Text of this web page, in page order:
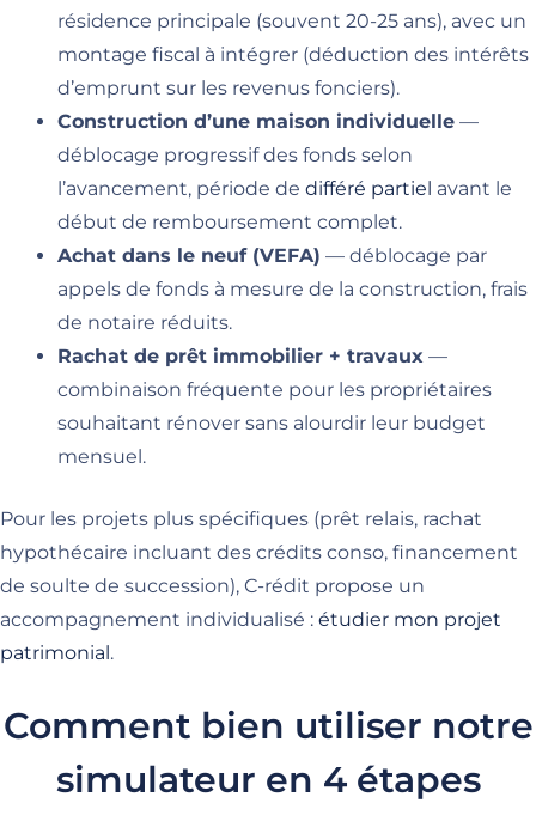
résidence principale (souvent 20-25 ans), avec un
montage fiscal à intégrer (déduction des intérêts
d’emprunt sur les revenus fonciers).
Construction d’une maison individuelle —
déblocage progressif des fonds selon
l’avancement, période de différé partiel avant le
début de remboursement complet.
Achat dans le neuf (VEFA) — déblocage par
appels de fonds à mesure de la construction, frais
de notaire réduits.
Rachat de prêt immobilier + travaux —
combinaison fréquente pour les propriétaires
souhaitant rénover sans alourdir leur budget
mensuel.
Pour les projets plus spécifiques (prêt relais, rachat
hypothécaire incluant des crédits conso, financement
de soulte de succession), C-rédit propose un
accompagnement individualisé : étudier mon projet
patrimonial.
Comment bien utiliser notre
simulateur en 4 étapes